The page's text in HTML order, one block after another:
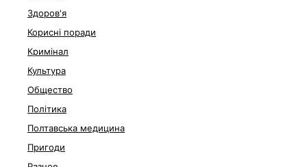
Здоров'я
Корисні поради
Кримінал
Культура
Общество
Політика
Полтавська медицина
Пригоди